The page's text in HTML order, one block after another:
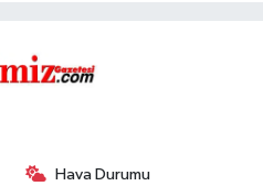
Hava Durumu